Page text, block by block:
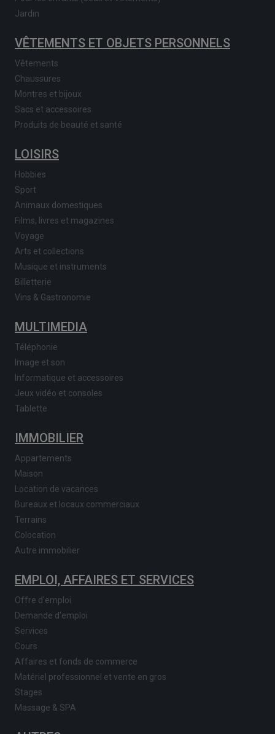
Jardin
VÊTEMENTS ET OBJETS PERSONNELS
Vêtements
Chaussures
Montres et bijoux
Sacs et accessoires
Produits de beauté et santé
LOISIRS
Hobbies
Sport
Animaux domestiques
Films, livres et magazines
Voyage
Arts et collections
Musique et instruments
Billetterie
Vins & Gastronomie
MULTIMEDIA
Téléphonie
Image et son
Informatique et accessoires
Jeux vidéo et consoles
Tablette
IMMOBILIER
Appartements
Maison
Location de vacances
Bureaux et locaux commerciaux
Terrains
Colocation
Autre immobilier
EMPLOI, AFFAIRES ET SERVICES
Offre d'emploi
Demande d'emploi
Services
Cours
Affaires et fonds de commerce
Matériel professionnel et vente en gros
Stages
Massage & SPA